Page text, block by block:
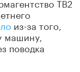
из-за того,
машину,
поводка